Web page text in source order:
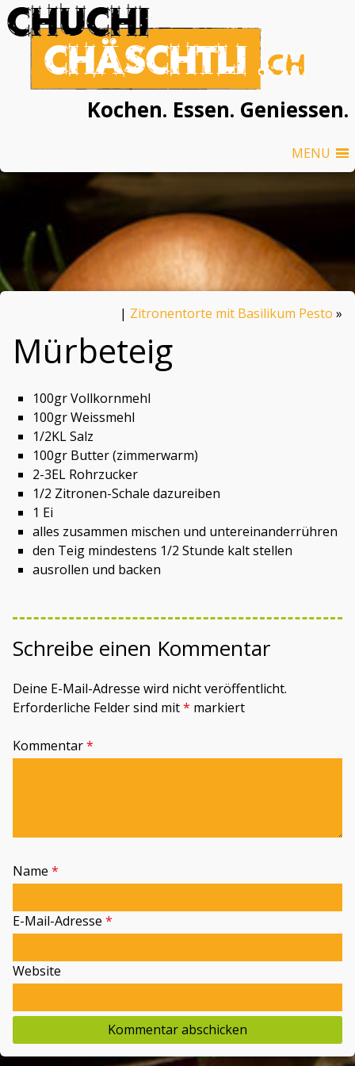
Kochen. Essen. Geniessen.
MENU
| Zitronentorte mit Basilikum Pesto »
Mürbeteig
100gr Vollkornmehl
100gr Weissmehl
1/2KL Salz
100gr Butter (zimmerwarm)
2-3EL Rohrzucker
1/2 Zitronen-Schale dazureiben
1 Ei
alles zusammen mischen und untereinanderrühren
den Teig mindestens 1/2 Stunde kalt stellen
ausrollen und backen
Schreibe einen Kommentar
Deine E-Mail-Adresse wird nicht veröffentlicht.
Erforderliche Felder sind mit* markiert
Kommentar*
Name *
E-Mail-Adresse *
Website